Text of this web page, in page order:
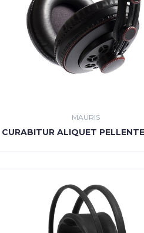
MAURIS
CURABITUR ALIQUET